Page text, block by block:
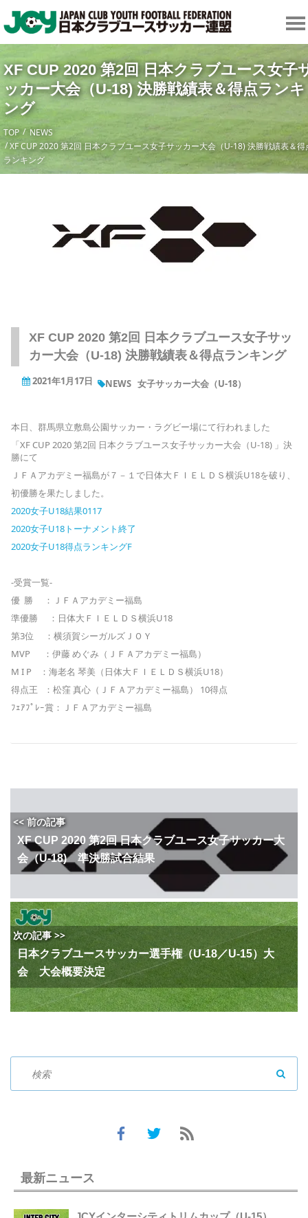
XF CUP 2020 第2回 日本クラブユース女子
ッカー大会（U-18) 決勝戦績表＆得点ランキ
ング
TOP
NEWS
XF CUP 2020 第2回 日本クラブユース女子サッカー大会（U-18) 決勝戦績表＆得
ランキング
XF CUP 2020 第2回 日本クラブユース女子サッ
カー大会（U-18) 決勝戦績表＆得点ランキング
2021年1月17日 NEWS 女子サッカー大会（U-18）
本日、群馬県立敷島公園サッカー・ラグビー場にて行われました
「XF CUP 2020 第2回 日本クラブユース女子サッカー大会（U-18) 」決
勝にて
ＪＦＡアカデミー福島が７－１で日体大ＦＩＥＬＤＳ横浜U18を破り、
初優勝を果たしました。
2020女子U18結果0117
2020女子U18トーナメント終了
2020女子U18得点ランキングF
‐受賞一覧‐
優 勝 ：ＪＦＡアカデミー福島
準優勝 ：日体大ＦＩＥＬＤＳ横浜U18
第3位 ：横須賀シーガルズＪＯＹ
MVP ：伊藤 めぐみ（ＪＦＡアカデミー福島）
M I P ：海老名 琴美（日体大ＦＩＥＬＤＳ横浜U18）
得点王 ：松窪 真心（ＪＦＡアカデミー福島） 10得点
ﾌｪｱﾌﾟﾚｰ賞：ＪＦＡアカデミー福島
<< 前の記事
XF CUP 2020 第2回 日本クラブユース女子サッカー大
会（U-18) 準決勝試合結果
次の記事 >>
日本クラブユースサッカー選手権（U-18／U-15）大
会 大会概要決定
最新ニュース